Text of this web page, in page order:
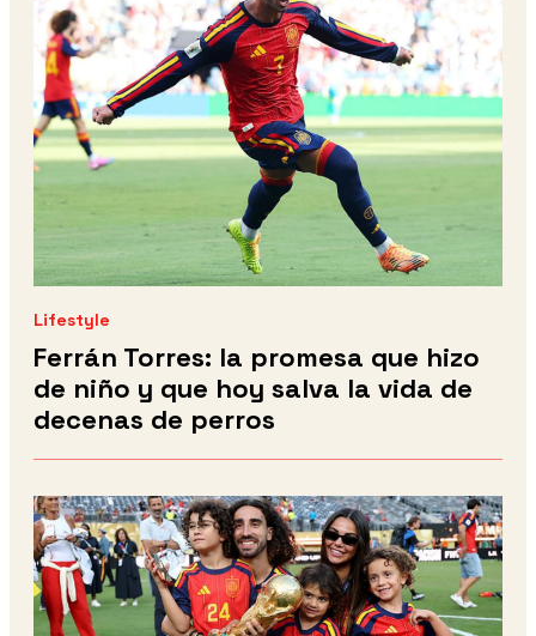
Lifestyle
Ferrán Torres: la promesa que hizo
de niño y que hoy salva la vida de
decenas de perros